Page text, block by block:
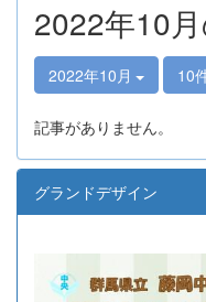
2022年10
2022年10月 10
記事がありません。
グランドデザイン